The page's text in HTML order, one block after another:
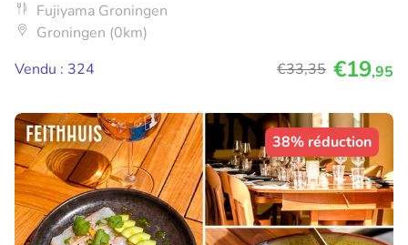
Fujiyama Groningen
Groningen (0km)
Vendu : 324
€33,35 €19,95
38% réduction